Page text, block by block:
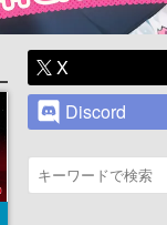
X
Discord